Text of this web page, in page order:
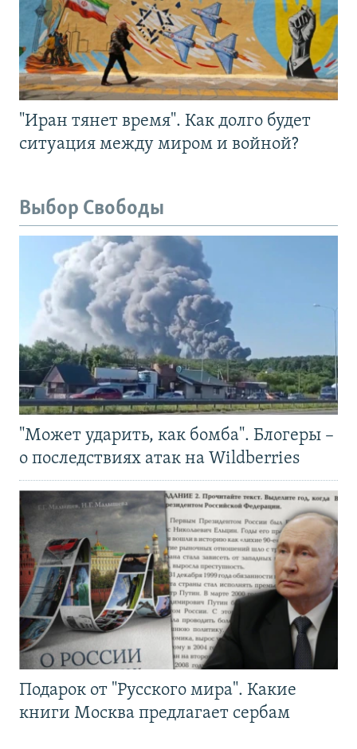
"Иран тянет время". Как долго будет
ситуация между миром и войной?
Выбор Свободы
"Может ударить, как бомба". Блогеры –
о последствиях атак на Wildberries
Подарок от "Русского мира". Какие
книги Москва предлагает сербам